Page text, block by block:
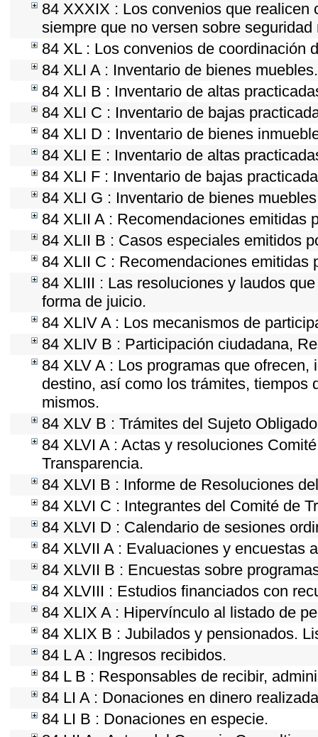
84 XXXIX : Los convenios que
siempre que no versen sobre
84 XL : Los convenios de coordinación
84 XLI A : Inventario de bienes muebles.
84 XLI B : Inventario de altas
84 XLI C : Inventario de bajas
84 XLI D : Inventario de bienes
84 XLI E : Inventario de altas
84 XLI F : Inventario de bajas
84 XLI G : Inventario de bienes
84 XLII A : Recomendaciones emitidas
84 XLII B : Casos especiales emitidos
84 XLII C : Recomendaciones emitidas
84 XLIII : Las resoluciones y laudos
forma de juicio.
84 XLIV A : Los mecanismos de
84 XLIV B : Participación ciudadana,
84 XLV A : Los programas que
destino, así como los trámites, tiempos
mismos.
84 XLV B : Trámites del Sujeto
84 XLVI A : Actas y resoluciones
Transparencia.
84 XLVI B : Informe de Resoluciones
84 XLVI C : Integrantes del Comité de
84 XLVI D : Calendario de sesiones
84 XLVII A : Evaluaciones y encuestas
84 XLVII B : Encuestas sobre
84 XLVIII : Estudios financiados con
84 XLIX A : Hipervínculo al listado de
84 XLIX B : Jubilados y pensionados.
84 L A : Ingresos recibidos.
84 L B : Responsables de recibir,
84 LI A : Donaciones en dinero
84 LI B : Donaciones en especie.